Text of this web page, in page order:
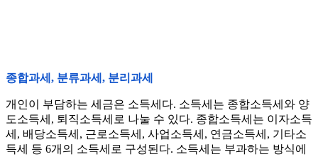
종합과세, 분류과세, 분리과세
개인이 부담하는 세금은 소득세다. 소득세는 종합소득세와 양
도소득세, 퇴직소득세로 나눌 수 있다. 종합소득세는 이자소득
세, 배당소득세, 근로소득세, 사업소득세, 연금소득세, 기타소
득세 등 6개의 소득세로 구성된다. 소득세는 부과하는 방식에